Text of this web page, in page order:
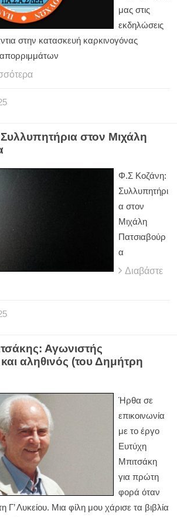
μας στις
εκδηλώσεις
στην κατασκευή καρκινογόνας
στον Μιχάλη
Φ.Σ Κοζάνη:
Συλλυπητήρι
α στον
Μιχάλη
Πατσιαβούρ
α
Διαβάστε
Αγωνιστής
αληθινός (του Δημήτρη
Ήρθα σε
επικοινωνία
με το έργο
Ευτύχη
Μπιτσάκη
για πρώτη
φορά όταν
Γ’ Λυκείου. Μια φίλη μου χάρισε τα βιβλία